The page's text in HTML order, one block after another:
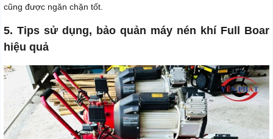
cũng được ngăn chặn tốt.
5. Tips sử dụng, bảo quản máy nén khí Full Boar
hiệu quả